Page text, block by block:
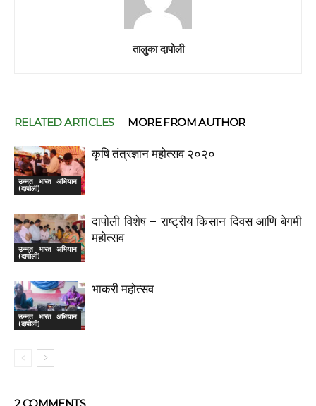
तालुका दापोली
RELATED ARTICLES MORE FROM AUTHOR
उन्नत भारत अभियान
(दापोली)
कृषि तंत्रज्ञान महोत्सव २०२०
उन्नत भारत अभियान
(दापोली)
दापोली विशेष – राष्ट्रीय किसान दिवस आणि बेगमी
महोत्सव
उन्नत भारत अभियान
(दापोली)
भाकरी महोत्सव